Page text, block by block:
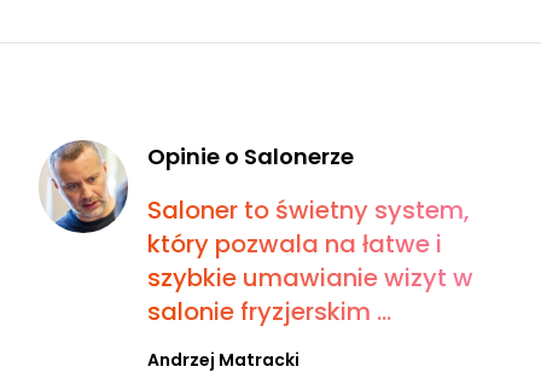
Opinie o Salonerze
Saloner to świetny system,
który pozwala na łatwe i
szybkie umawianie wizyt w
salonie fryzjerskim ...
Andrzej Matracki